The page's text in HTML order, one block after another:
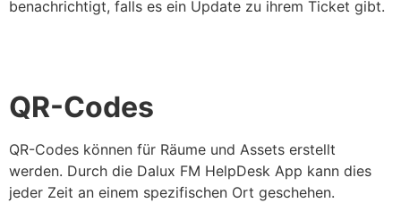
benachrichtigt, falls es ein Update zu ihrem Ticket gibt.
QR-Codes
QR-Codes können für Räume und Assets erstellt
werden. Durch die Dalux FM HelpDesk App kann dies
jeder Zeit an einem spezifischen Ort geschehen.